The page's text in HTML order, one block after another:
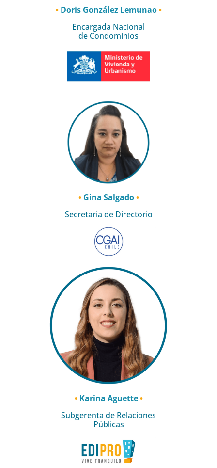
•Doris González Lemunao•
Encargada Nacional
de Condominios
•Gina Salgado•
Secretaria de Directorio
•Karina Aguette•
Subgerenta de Relaciones
Públicas